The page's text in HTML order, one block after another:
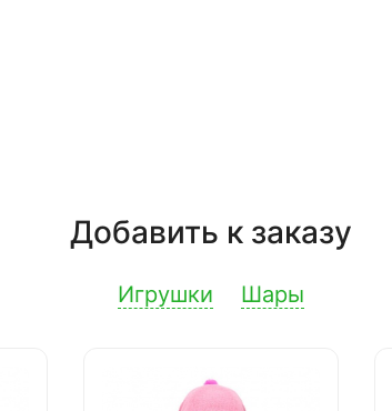
Добавить к заказу
Игрушки Шары